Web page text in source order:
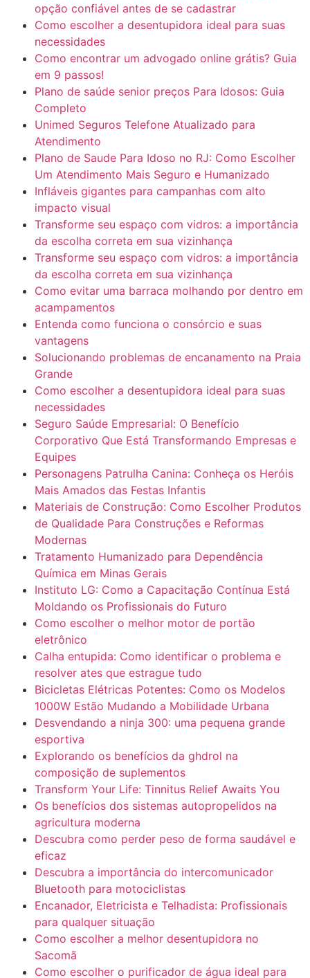
opção confiável antes de se cadastrar
Como escolher a desentupidora ideal para suas
necessidades
Como encontrar um advogado online grátis? Guia
em 9 passos!
Plano de saúde senior preços Para Idosos: Guia
Completo
Unimed Seguros Telefone Atualizado para
Atendimento
Plano de Saude Para Idoso no RJ: Como Escolher
Um Atendimento Mais Seguro e Humanizado
Infláveis gigantes para campanhas com alto
impacto visual
Transforme seu espaço com vidros: a importância
da escolha correta em sua vizinhança
Transforme seu espaço com vidros: a importância
da escolha correta em sua vizinhança
Como evitar uma barraca molhando por dentro em
acampamentos
Entenda como funciona o consórcio e suas
vantagens
Solucionando problemas de encanamento na Praia
Grande
Como escolher a desentupidora ideal para suas
necessidades
Seguro Saúde Empresarial: O Benefício
Corporativo Que Está Transformando Empresas e
Equipes
Personagens Patrulha Canina: Conheça os Heróis
Mais Amados das Festas Infantis
Materiais de Construção: Como Escolher Produtos
de Qualidade Para Construções e Reformas
Modernas
Tratamento Humanizado para Dependência
Química em Minas Gerais
Instituto LG: Como a Capacitação Contínua Está
Moldando os Profissionais do Futuro
Como escolher o melhor motor de portão
eletrônico
Calha entupida: Como identificar o problema e
resolver ates que estrague tudo
Bicicletas Elétricas Potentes: Como os Modelos
1000W Estão Mudando a Mobilidade Urbana
Desvendando a ninja 300: uma pequena grande
esportiva
Explorando os benefícios da ghdrol na
composição de suplementos
Transform Your Life: Tinnitus Relief Awaits You
Os benefícios dos sistemas autopropelidos na
agricultura moderna
Descubra como perder peso de forma saudável e
eficaz
Descubra a importância do intercomunicador
Bluetooth para motociclistas
Encanador, Eletricista e Telhadista: Profissionais
para qualquer situação
Como escolher a melhor desentupidora no
Sacomã
Como escolher o purificador de água ideal para